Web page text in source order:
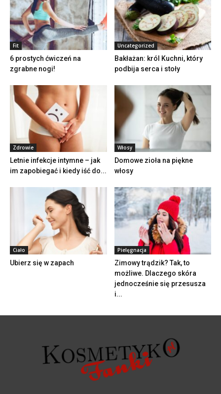
Fit
6 prostych ćwiczeń na
zgrabne nogi!
Uncategorized
Bakłażan: król Kuchni, który
podbija serca i stoły
Zdrowie
Letnie infekcje intymne – jak
im zapobiegać i kiedy iść do...
Włosy
Domowe zioła na piękne
włosy
Ciało
Ubierz się w zapach
Pielęgnacja
Zimowy trądzik? Tak, to
możliwe. Dlaczego skóra
jednocześnie się przesusza
i...